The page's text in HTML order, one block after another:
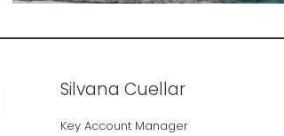
Silvana Cuellar
Key Account Manager